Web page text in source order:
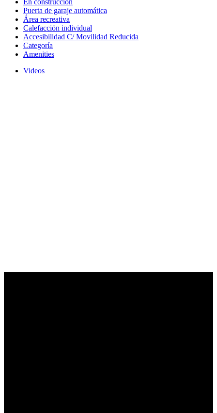
En construcción
Puerta de garaje automática
Área recreativa
Calefacción individual
Accesibilidad C/ Movilidad Reducida
Categoría
Amenities
Videos